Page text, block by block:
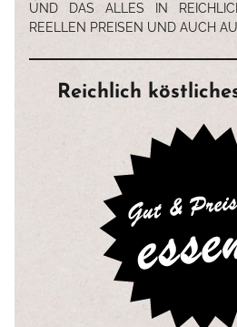
UND DAS ALLES IN
REELLEN PREISEN UND AUCH
Reichlich